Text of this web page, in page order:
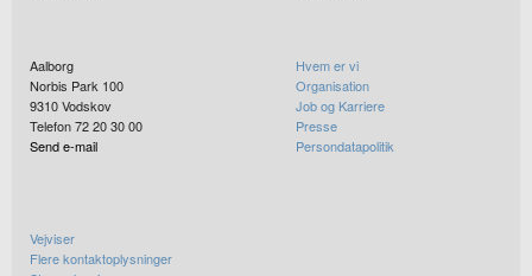
Aalborg
Norbis Park 100
9310Vodskov
Telefon 72 20 30 00
Send e-mail
Hvem er vi
Organisation
Job og Karriere
Presse
Persondatapolitik
Vejviser
Flere kontaktoplysninger